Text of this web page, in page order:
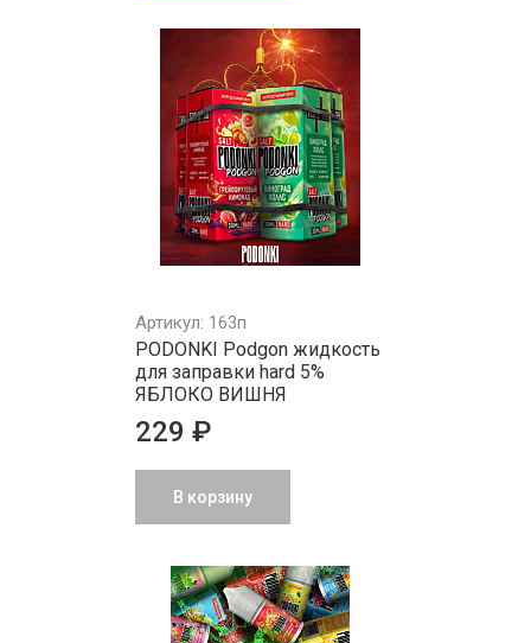
Артикул: 163п
PODONKI Podgon жидкость
для заправки hard 5%
ЯБЛОКО ВИШНЯ
229 ₽
В корзину